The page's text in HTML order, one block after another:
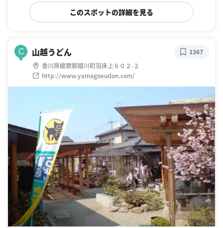
このスポットの詳細を見る
C 山越うどん
香川県綾歌郡綾川町羽床上６０２-２
http://www.yamagoeudon.com/
1367